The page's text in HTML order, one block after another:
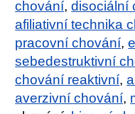
chování,disociální
afiliativní technika
pracovní chování,
sebedestruktivní
chování reaktivní,
averzivní chování,